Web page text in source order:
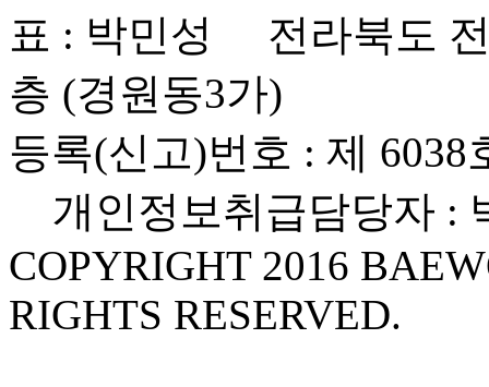
표 : 박민성 전라북도 전
층 (경원동3가)
등록(신고)번호 : 제
개인정보취급담당자 :
COPYRIGHT 2016
RIGHTS RESERVED.